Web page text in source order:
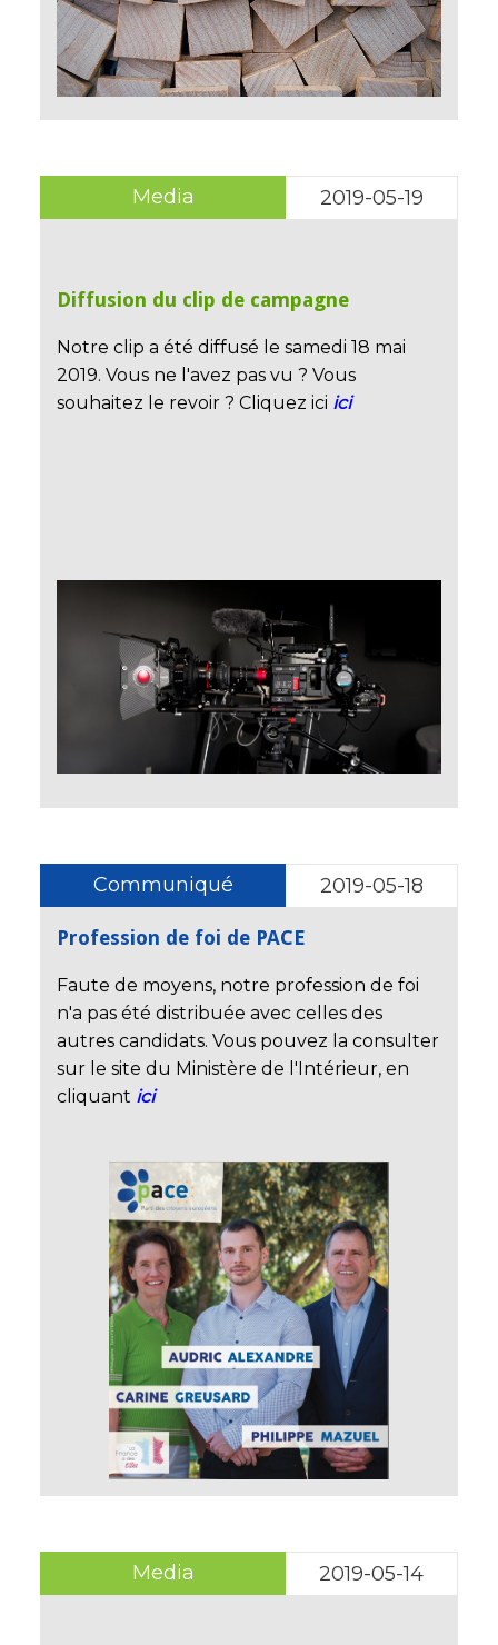
Media 2019-05-19
Diffusion du clip de campagne
Notre clip a été diffusé le samedi 18 mai
2019. Vous ne l'avez pas vu ? Vous
souhaitez le revoir ? Cliquez ici ici
Communiqué 2019-05-18
Profession de foi de PACE
Faute de moyens, notre profession de foi
n'a pas été distribuée avec celles des
autres candidats. Vous pouvez la consulter
sur le site du Ministère de l'Intérieur, en
cliquant ici
Media 2019-05-14